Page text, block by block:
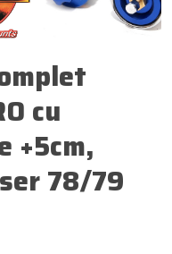
cu
+5cm,
78/79